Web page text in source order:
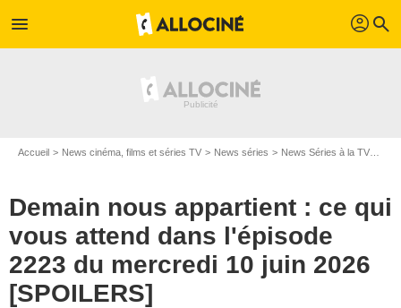
menu profil search
Accueil News cinéma, films et séries TV News séries News Séries à la TV
Demain nous appartient : ce qui
vous attend dans l'épisode
2223 du mercredi 10 juin 2026
[SPOILERS]